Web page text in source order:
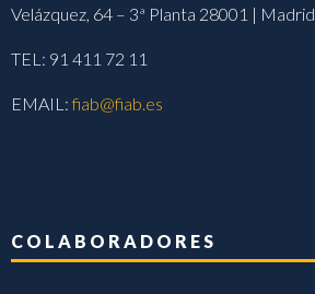
Velázquez, 64 – 3ª Planta 28001 | Madrid
TEL: 91 411 72 11
EMAIL:fiab@fiab.es
COLABORADORES